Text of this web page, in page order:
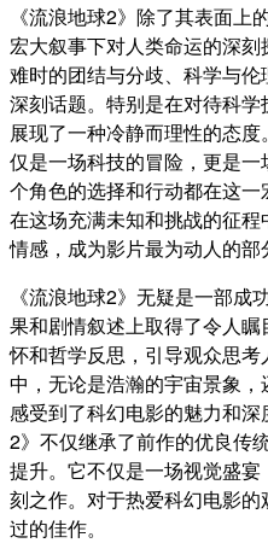
《流浪地球2》除了其表面上
宏大叙事下对人类命运的深
难时的团结与分歧、科学与
深刻话题。特别是在对待科
展现了一种冷静而理性的态
仅是一场科技的冒险，更是
个角色的选择和行动都在这一
在这场充满未知和挑战的征
情感，成为影片最为动人的部
《流浪地球2》无疑是一部成
果和剧情叙述上取得了令人
怀和哲学反思，引导观众思
中，无论是浩瀚的宇宙景象
感受到了科幻电影的魅力和
2》不仅继承了前作的优良传
提升。它不仅是一场视觉盛
刻之作。对于热爱科幻电影
过的佳作。